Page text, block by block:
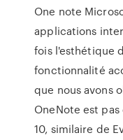
One note
applications
fois l'esthétique
fonctionnalité
que nous avons
OneNote est
10, similaire de